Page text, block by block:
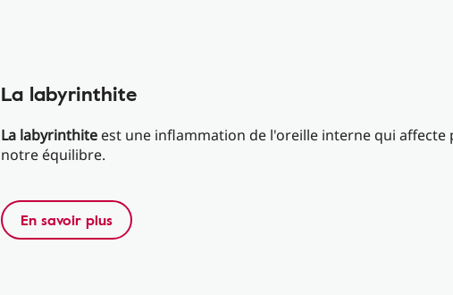
La labyrinthite
La labyrinthite est une inflammation de l'oreille interne qui
notre équilibre.
En savoir plus